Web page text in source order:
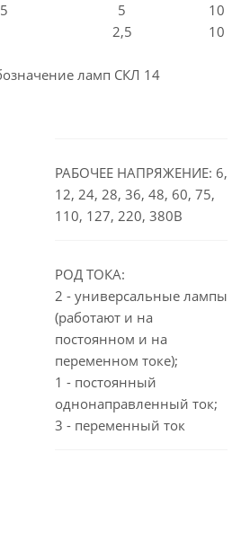
5 5
10
2,5 10
ламп СКЛ 14
РАБОЧЕЕ НАПРЯЖЕНИЕ: 6,
12, 24, 28, 36, 48, 60, 75,
110, 127, 220, 380В
РОД ТОКА:
2 - универсальные лампы
(работают и на
постоянном и на
переменном токе);
1 - постоянный
однонаправленный ток;
3 - переменный ток